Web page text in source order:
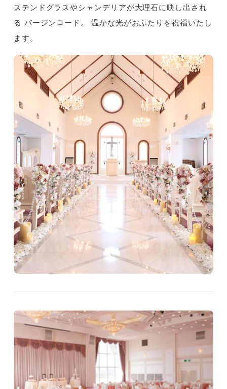
ステンドグラスやシャンデリアが大理石に映し出され
る バージンロード。
温かな光がおふたりを祝福いたし
ます。